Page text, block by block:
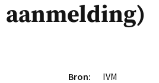
aanmelding)
Bron:
IVM